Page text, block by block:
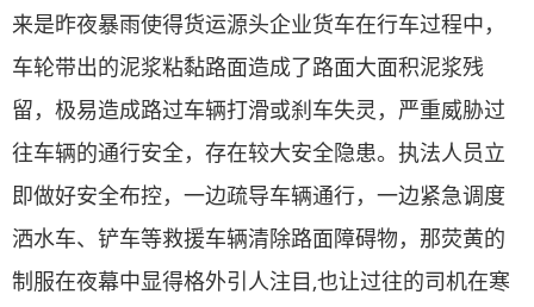
来是昨夜暴雨使得货运源头企业货车在行车过程中，
车轮带出的泥浆粘黏路面造成了路面大面积泥浆残
留，极易造成路过车辆打滑或刹车失灵，严重威胁过
往车辆的通行安全，存在较大安全隐患。执法人员立
即做好安全布控，一边疏导车辆通行，一边紧急调度
洒水车、铲车等救援车辆清除路面障碍物，那荧黄的
制服在夜幕中显得格外引人注目,也让过往的司机在寒